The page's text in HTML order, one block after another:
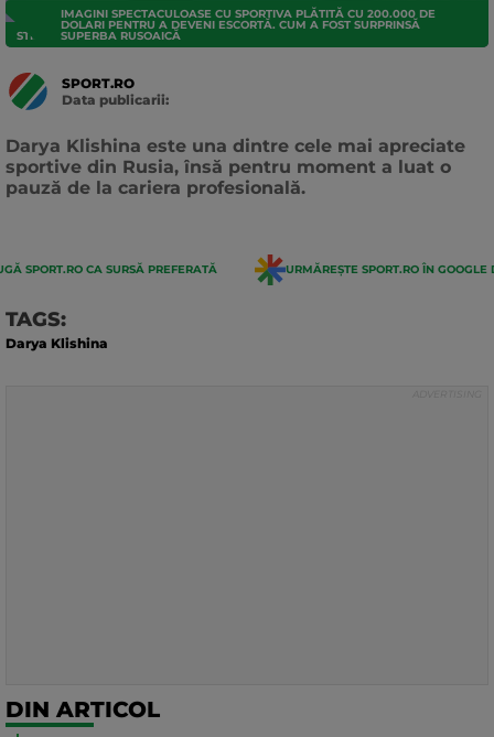
STIRI
IMAGINI SPECTACULOASE CU SPORTIVA PLĂTITĂ CU 200.000 DE
DOLARI PENTRU A DEVENI ESCORTĂ. CUM A FOST SURPRINSĂ
SUPERBA RUSOAICĂ
SPORT.RO
Data publicarii:
Darya Klishina este una dintre cele mai apreciate
sportive din Rusia, însă pentru moment a luat o
pauză de la cariera profesională.
SPORT.RO CA SURSĂ PREFERATĂ URMĂREȘTE SPORT.RO ÎN GOOGLE
TAGS:
Darya Klishina
DIN ARTICOL